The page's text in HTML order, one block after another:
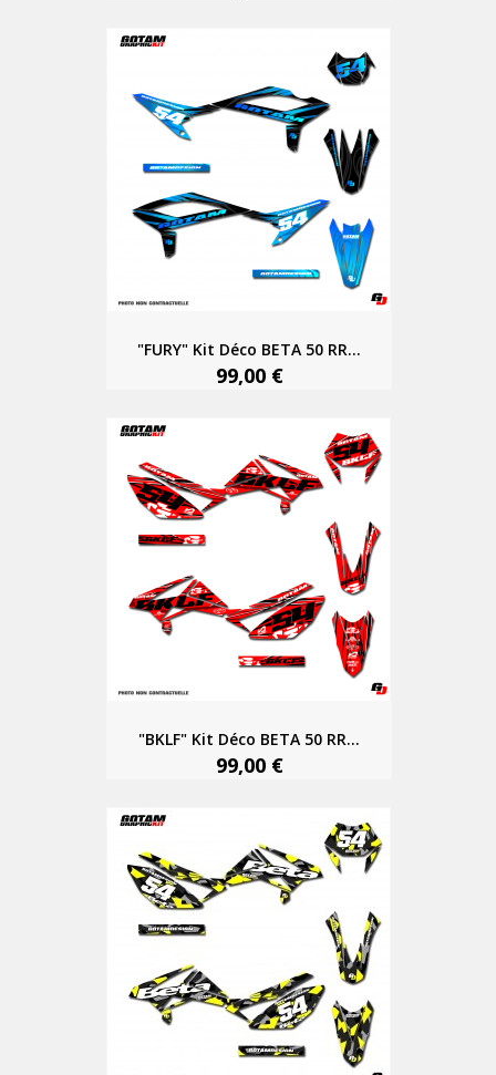
"FURY" Kit Déco BETA 50 RR...
99,00 €
"BKLF" Kit Déco BETA 50 RR...
99,00 €